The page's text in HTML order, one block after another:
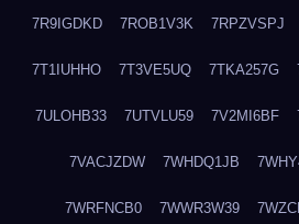
7R9IGDKD 7ROB1V3K 7RPZVSPJ
7T1IUHHO 7T3VE5UQ 7TKA257G
7ULOHB33 7UTVLU59 7V2MI6BF
7VACJZDW 7WHDQ1JB
7WRFNCB0 7WWR3W39